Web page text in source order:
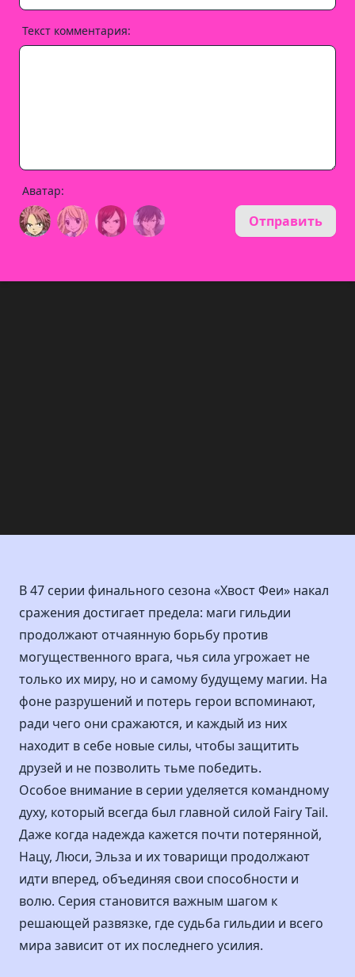
Текст комментария:
Аватар:
Отправить
В 47 серии финального сезона «Хвост Феи» накал
сражения достигает предела: маги гильдии
продолжают отчаянную борьбу против
могущественного врага, чья сила угрожает не
только их миру, но и самому будущему магии. На
фоне разрушений и потерь герои вспоминают,
ради чего они сражаются, и каждый из них
находит в себе новые силы, чтобы защитить
друзей и не позволить тьме победить.
Особое внимание в серии уделяется командному
духу, который всегда был главной силой Fairy Tail.
Даже когда надежда кажется почти потерянной,
Нацу, Люси, Эльза и их товарищи продолжают
идти вперед, объединяя свои способности и
волю. Серия становится важным шагом к
решающей развязке, где судьба гильдии и всего
мира зависит от их последнего усилия.